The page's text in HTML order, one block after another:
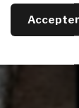
Accepter